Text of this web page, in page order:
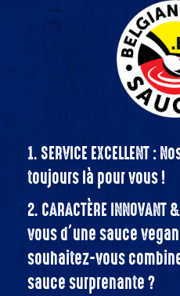
1. SERVICE EXCELLENT
toujours là pour vous !
2. CARACTÈRE
vous d’une sauce
souhaitez-vous
sauce surprenante ?